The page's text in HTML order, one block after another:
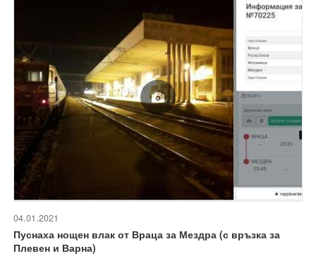
04.01.2021
Пуснаха нощен влак от Враца за Мездра (с връзка за
Плевен и Варна)